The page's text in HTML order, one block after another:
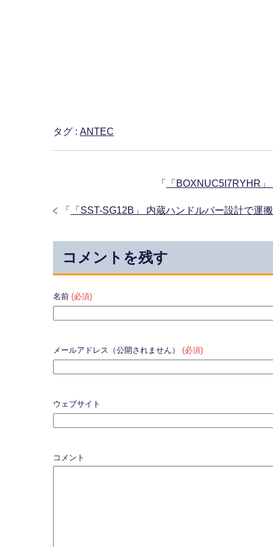
タグ : ANTEC
「 「BOXNUC5I7RYHR
「 「SST-SG12B」 内蔵ハンドルバー設計で運
コメントを残す
名前 (必須)
メールアドレス（公開されません） (必須)
ウェブサイト
コメント